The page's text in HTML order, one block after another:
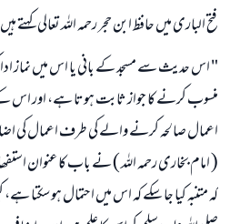
فتح البارى ميں حافظ ابن حجر رحمہ اللہ تعالى كہتے
" اس حديث سے مسجد كے بانى يا اس ميں نماز
منسوب كرنے كا جواز ثابت ہوتا ہے، اور اس
اعمال صالحہ كرنے والے كى طرف اعمال كى
( امام بخارى رحمہ اللہ ) نے باب كا عنوان
كہ متنبہ كيا جا سكے كہ اس ميں احتمال ہو سكتا